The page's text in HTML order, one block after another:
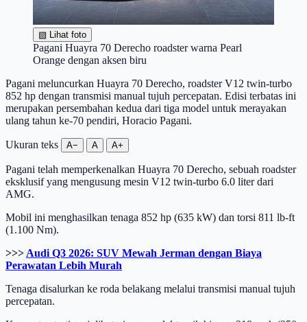
▧ Lihat foto
Pagani Huayra 70 Derecho roadster warna Pearl
Orange dengan aksen biru
Pagani meluncurkan Huayra 70 Derecho, roadster V12 twin-turbo
852 hp dengan transmisi manual tujuh percepatan. Edisi terbatas ini
merupakan persembahan kedua dari tiga model untuk merayakan
ulang tahun ke-70 pendiri, Horacio Pagani.
Ukuran teks A− A A+
Pagani telah memperkenalkan Huayra 70 Derecho, sebuah roadster
eksklusif yang mengusung mesin V12 twin-turbo 6.0 liter dari
AMG.
Mobil ini menghasilkan tenaga 852 hp (635 kW) dan torsi 811 lb-ft
(1.100 Nm).
>>> Audi Q3 2026: SUV Mewah Jerman dengan Biaya
Perawatan Lebih Murah
Tenaga disalurkan ke roda belakang melalui transmisi manual tujuh
percepatan.